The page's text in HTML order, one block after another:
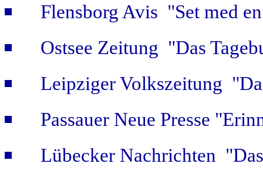
Flensborg Avis "Set med
Ostsee Zeitung "Das
Leipziger Volkszeitung
Passauer Neue Presse
Lübecker Nachrichten